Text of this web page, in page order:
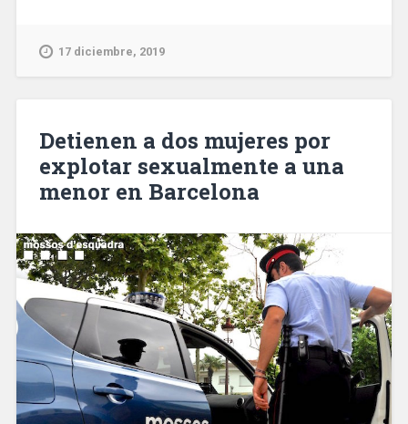
Jefe
de
Barcelona»
17 diciembre, 2019
Detienen a dos mujeres por
explotar sexualmente a una
menor en Barcelona